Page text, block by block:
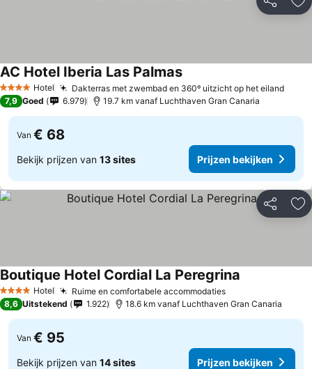
Delen
4 SterrenHotel Dakterras met zwembad en 360º uitzicht op het eiland
AC Hotel Iberia Las PalmasPrijzen bekijken
7,9 Goed 6.979 19.7 km vanaf Luchthaven Gran Canaria
Van € 68
Bekijk prijzen van 13 sites Prijzen bekijken
Delen
4 SterrenHotel Ruime en comfortabele accommodatiesPrijzen bekijken
Boutique Hotel Cordial La Peregrina
8,6 Uitstekend 1.922 18.6 km vanaf Luchthaven Gran Canaria
Van € 95
Bekijk prijzen van 14 sites Prijzen bekijken